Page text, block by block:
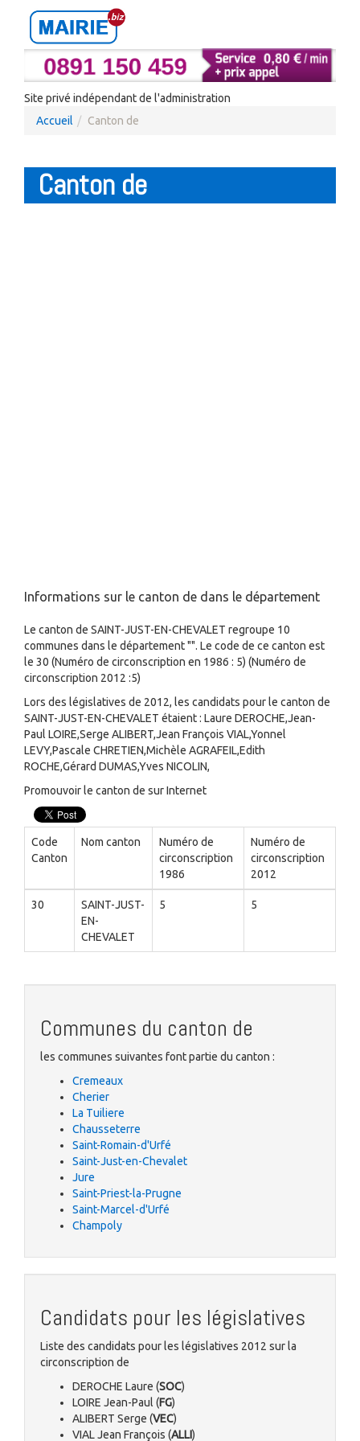
Site privé indépendant de l'administration
Accueil
Canton de
Canton de
Informations sur le canton de dans le département
Le canton de SAINT-JUST-EN-CHEVALET regroupe 10
communes dans le département "". Le code de ce canton est
le 30 (Numéro de circonscription en 1986 : 5) (Numéro de
circonscription 2012 :5)
Lors des législatives de 2012, les candidats pour le canton de
SAINT-JUST-EN-CHEVALET étaient : Laure DEROCHE,Jean-
Paul LOIRE,Serge ALIBERT,Jean François VIAL,Yonnel
LEVY,Pascale CHRETIEN,Michèle AGRAFEIL,Edith
ROCHE,Gérard DUMAS,Yves NICOLIN,
Promouvoir le canton de sur Internet
Code
Canton
Nom canton
Numéro de
circonscription
1986
Numéro de
circonscription
2012
30
SAINT-JUST-
EN-
CHEVALET
5 5
Communes du canton de
les communes suivantes font partie du canton :
Cremeaux
Cherier
La Tuiliere
Chausseterre
Saint-Romain-d'Urfé
Saint-Just-en-Chevalet
Jure
Saint-Priest-la-Prugne
Saint-Marcel-d'Urfé
Champoly
Candidats pour les législatives
Liste des candidats pour les législatives 2012 sur la
circonscription de
DEROCHE Laure (SOC)
LOIRE Jean-Paul (FG)
ALIBERT Serge (VEC)
VIAL Jean François (ALLI)